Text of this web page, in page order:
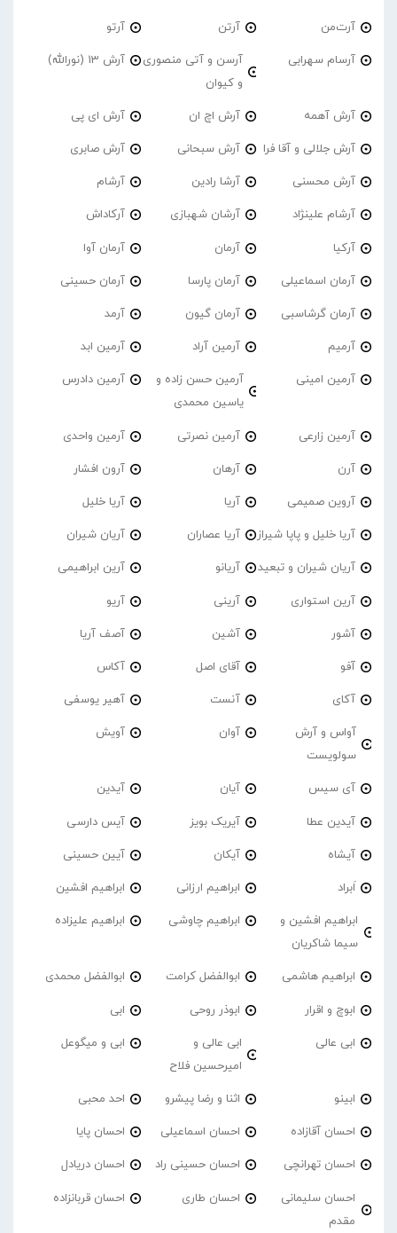
آرت‌من آرتن آرتو
آرسام سهرابی
آرسن و آتی منصوری
و کیوان
آرش 13 (نورالله)
آرش آهمه آرش اچ ان آرش ای پی
آرش جلالی و آقا فرا آرش سبحانی آرش صابری
آرش محسنی آرشا رادین آرشام
آرشام علینژاد آرشان شهبازی آرکاداش
آرکیا آرمان آرمان آوا
آرمان اسماعیلی آرمان پارسا آرمان حسینی
آرمان گرشاسبی آرمان گیون آرمد
آرمیم آرمین آراد آرمین ابد
آرمین امینی
آرمین حسن زاده و
یاسین محمدی
آرمین دادرس
آرمین زارعی آرمین نصرتی آرمین واحدی
آرن آرهان آرون افشار
آروین صمیمی آریا آریا خلیل
آریا خلیل و پاپا شیراز آریا عصاران آریان شیران
آریان شیران و تبعید آریانو آرین ابراهیمی
آرین استواری آرینی آریو
آشور آشین آصف آریا
آفو آقای اصل آکاس
آکای آنست آهیر یوسفی
آواس و آرش
سولویست
آوان آویش
آی سیس آیان آیدین
آیدین عطا آیریک بویز آیس دارسی
آیشاه آیکان آیین حسینی
اَبراد ابراهیم ارزانی ابراهیم افشین
ابراهیم افشین و
سیما شاکریان
ابراهیم چاوشی ابراهیم علیزاده
ابراهیم هاشمی ابوالفضل کرامت ابوالفضل محمدی
ابوچ و اقرار ابوذر روحی ابی
ابی عالی
ابی عالی و
امیرحسین فلاح
ابی و میگوعل
ابینو اثنا و رضا پیشرو احد محبی
احسان آقازاده احسان اسماعیلی احسان پایا
احسان تهرانچی احسان حسینی راد احسان دریادل
احسان سلیمانی
مقدم
احسان طاری احسان قربانزاده